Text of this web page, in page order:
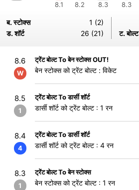
8.1
8.2
8.3
8.3
ब. स्टोक्स
1 (2)
ड. शॉर्ट
26 (21) ट. बोल्ट
8.6
W
ट्रेंट बोल्ट To बेन स्टोक्स OUT!
बेन स्टोक्स को ट्रेंट बोल्ट : विकेट
8.5
1
ट्रेंट बोल्ट To डार्सी शॉर्ट
डार्सी शॉर्ट को ट्रेंट बोल्ट : 1 रन
8.4
4
ट्रेंट बोल्ट To डार्सी शॉर्ट
डार्सी शॉर्ट को ट्रेंट बोल्ट : 4 रन
8.3
1
ट्रेंट बोल्ट To बेन स्टोक्स
बेन स्टोक्स को ट्रेंट बोल्ट : 1 रन